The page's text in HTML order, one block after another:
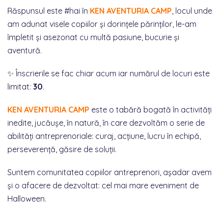
Răspunsul este #hai în KEN AVENTURIA CAMP, locul unde
am adunat visele copiilor și dorințele părinților, le-am
împletit și asezonat cu multă pasiune, bucurie și
aventură.
✨ Înscrierile se fac chiar acum iar numărul de locuri este
limitat: 30.
KEN AVENTURIA CAMP este o tabără bogată în activități
inedite, jucăușe, în natură, în care dezvoltăm o serie de
abilități antreprenoriale: curaj, acțiune, lucru în echipă,
perseverență, găsire de soluții.
Suntem comunitatea copiilor antreprenori, așadar avem
și o afacere de dezvoltat: cel mai mare eveniment de
Halloween.